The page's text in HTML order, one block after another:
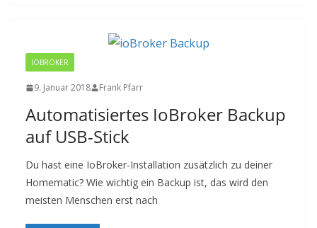
IOBROKER
9. Januar 2018 Frank Pfarr
Automatisiertes IoBroker Backup
auf USB-Stick
Du hast eine IoBroker-Installation zusätzlich zu deiner
Homematic? Wie wichtig ein Backup ist, das wird den
meisten Menschen erst nach